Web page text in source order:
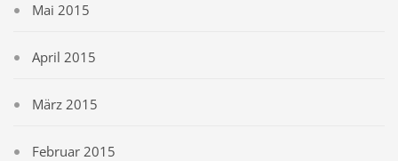
Mai 2015
April 2015
März 2015
Februar 2015